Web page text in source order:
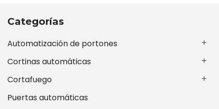
Categorías
Automatización de portones
Cortinas automáticas
Cortafuego
Puertas automáticas